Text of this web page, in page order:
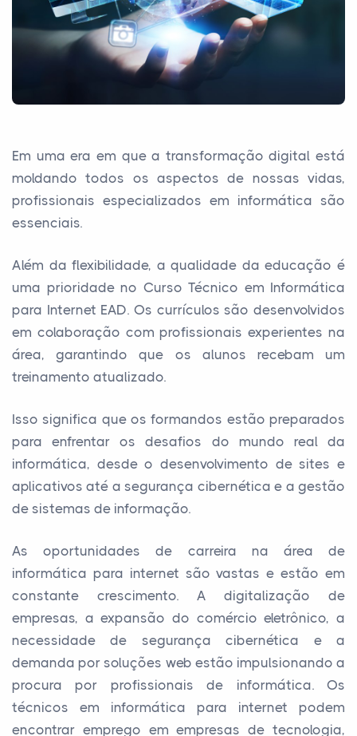
Em uma era em que a transformação digital está
moldando todos os aspectos de nossas vidas,
profissionais especializados em informática são
essenciais.
Além da flexibilidade, a qualidade da educação é
uma prioridade no Curso Técnico em Informática
para Internet EAD. Os currículos são desenvolvidos
em colaboração com profissionais experientes na
área, garantindo que os alunos recebam um
treinamento atualizado.
Isso significa que os formandos estão preparados
para enfrentar os desafios do mundo real da
informática, desde o desenvolvimento de sites e
aplicativos até a segurança cibernética e a gestão
de sistemas de informação.
As oportunidades de carreira na área de
informática para internet são vastas e estão em
constante crescimento. A digitalização de
empresas, a expansão do comércio eletrônico, a
necessidade de segurança cibernética e a
demanda por soluções web estão impulsionando a
procura por profissionais de informática. Os
técnicos em informática para internet podem
encontrar emprego em empresas de tecnologia,